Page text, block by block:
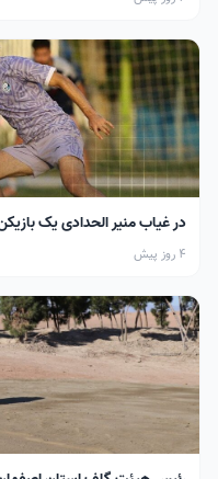
در غیاب منیر الحدادی یک
4 روز پیش